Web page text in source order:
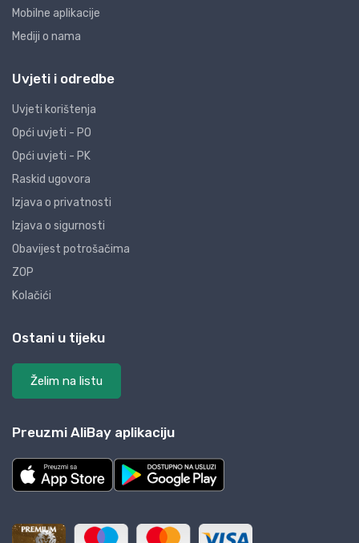
Mobilne aplikacije
Mediji o nama
Uvjeti i odredbe
Uvjeti korištenja
Opći uvjeti - PO
Opći uvjeti - PK
Raskid ugovora
Izjava o privatnosti
Izjava o sigurnosti
Obavijest potrošačima
ZOP
Kolačići
Ostani u tijeku
Želim na listu
Preuzmi AliBay aplikaciju